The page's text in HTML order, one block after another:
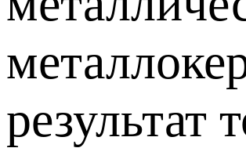
результат